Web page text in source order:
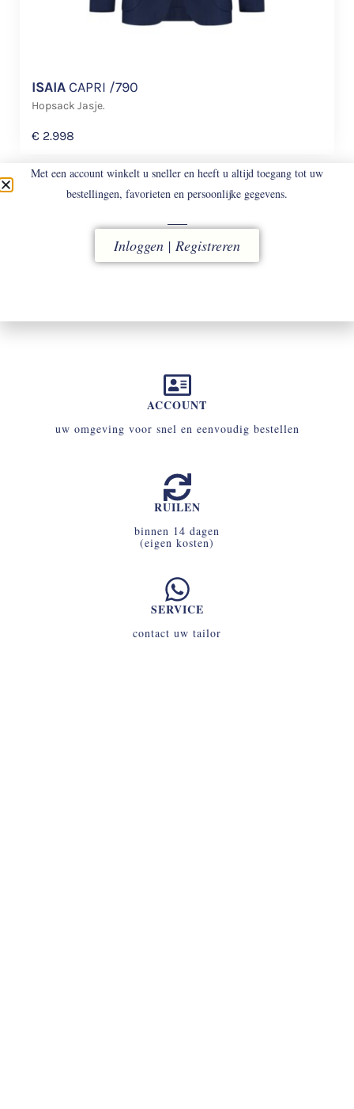
ISAIA CAPRI /790
Hopsack Jasje.
€ 2.998
ACCOUNT
uw omgeving voor snel en eenvoudig bestellen
RUILEN
binnen 14 dagen
(eigen kosten)
SERVICE
contact uw tailor
Met een account winkelt u sneller en heeft u altijd toegang tot uw
bestellingen, favorieten en persoonlijke gegevens.
Inloggen | Registreren